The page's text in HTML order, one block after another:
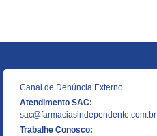
Canal de Denúncia Externo
Atendimento SAC:
sac@farmaciasindependente.com.br
Trabalhe Conosco: